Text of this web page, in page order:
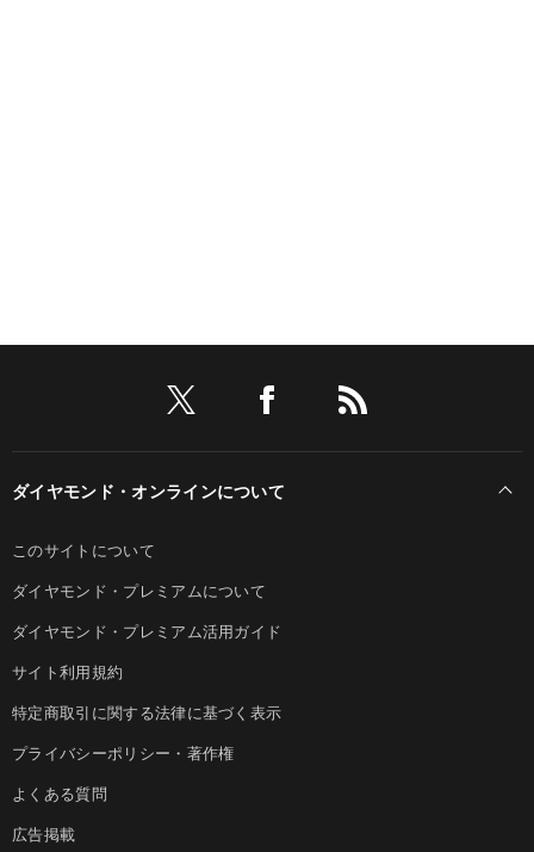
ダイヤモンド・オンラインについて
このサイトについて
ダイヤモンド・プレミアムについて
ダイヤモンド・プレミアム活用ガイド
サイト利用規約
特定商取引に関する法律に基づく表示
プライバシーポリシー・著作権
よくある質問
広告掲載